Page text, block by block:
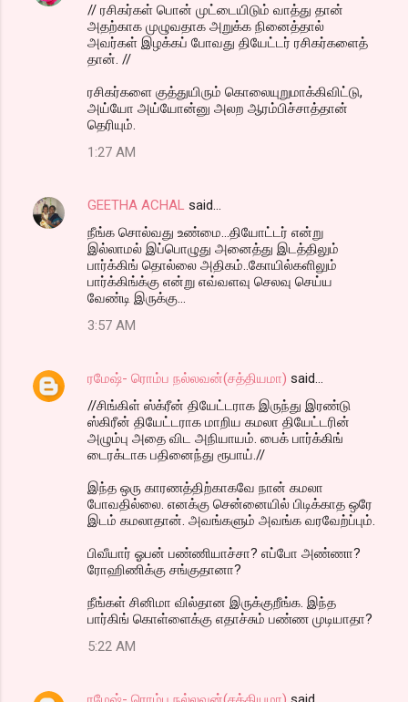
// ரசிகர்கள் பொன் முட்டையிடும் வாத்து தான்
அதற்காக முழுவதாக அறுக்க நினைத்தால்
அவர்கள் இழக்கப் போவது தியேட்டர் ரசிகர்களைத்
தான். //
ரசிகர்களை குத்துயிரும் கொலையுறுமாக்கிவிட்டு,
அய்யோ அய்யோன்னு அலற ஆரம்பிச்சாத்தான்
தெரியும்.
1:27 AM
GEETHA ACHAL said…
நீங்க சொல்வது உண்மை...தியோட்டர் என்று
இல்லாமல் இப்பொழுது அனைத்து இடத்திலும்
பார்க்கிங் தொல்லை அதிகம்..கோயில்களிலும்
பார்க்கிங்க்கு என்று எவ்வளவு செலவு செய்ய
வேண்டி இருக்கு...
3:57 AM
ரமேஷ்- ரொம்ப நல்லவன்(சத்தியமா) said…
//சிங்கிள் ஸ்க்ரீன் தியேட்டராக இருந்து இரண்டு
ஸ்கிரீன் தியேட்டராக மாறிய கமலா தியேட்டரின்
அழும்பு அதை விட அநியாயம். பைக் பார்க்கிங்
டைரக்டாக பதினைந்து ரூபாய்.//
இந்த ஒரு காரணத்திற்காகவே நான் கமலா
போவதில்லை. எனக்கு சென்னையில் பிடிக்காத ஒரே
இடம் கமலாதான். அவங்களும் அவங்க வரவேற்ப்பும்.
பிவீயார் ஓபன் பண்ணியாச்சா? எப்போ அண்ணா?
ரோஹிணிக்கு சங்குதானா?
நீங்கள் சினிமா வில்தான இருக்குறீங்க. இந்த
பார்கிங் கொள்ளைக்கு எதாச்சும் பண்ண முடியாதா?
5:22 AM